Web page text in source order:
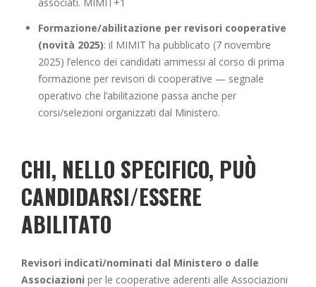
Formazione/abilitazione per revisori cooperative
(novità 2025): il MIMIT ha pubblicato (7 novembre
2025) l’elenco dei candidati ammessi al corso di prima
formazione per revisori di cooperative — segnale
operativo che l’abilitazione passa anche per
corsi/selezioni organizzati dal Ministero.
CHI, NELLO SPECIFICO, PUÒ
CANDIDARSI/ESSERE
ABILITATO
Revisori indicati/nominati dal Ministero o dalle
Associazioni per le cooperative aderenti alle Associazioni